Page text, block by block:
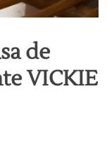
de
VICKIE